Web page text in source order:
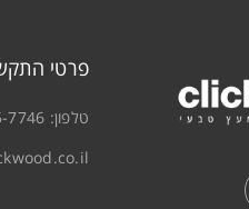
פרטי
טלפון: 7746